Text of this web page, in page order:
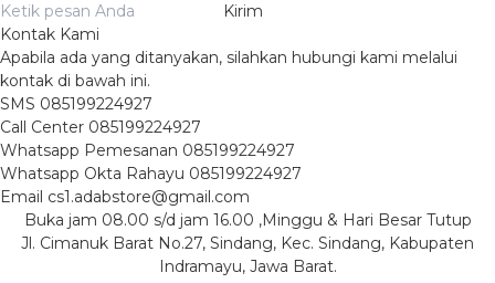
Kirim
Kontak Kami
Apabila ada yang ditanyakan, silahkan hubungi kami melalui
kontak di bawah ini.
SMS 085199224927
Call Center 085199224927
Whatsapp Pemesanan 085199224927
Whatsapp Okta Rahayu 085199224927
Email cs1.adabstore@gmail.com
Buka jam 08.00 s/d jam 16.00 ,Minggu & Hari Besar Tutup
Jl. Cimanuk Barat No.27, Sindang, Kec. Sindang, Kabupaten
Indramayu, Jawa Barat.